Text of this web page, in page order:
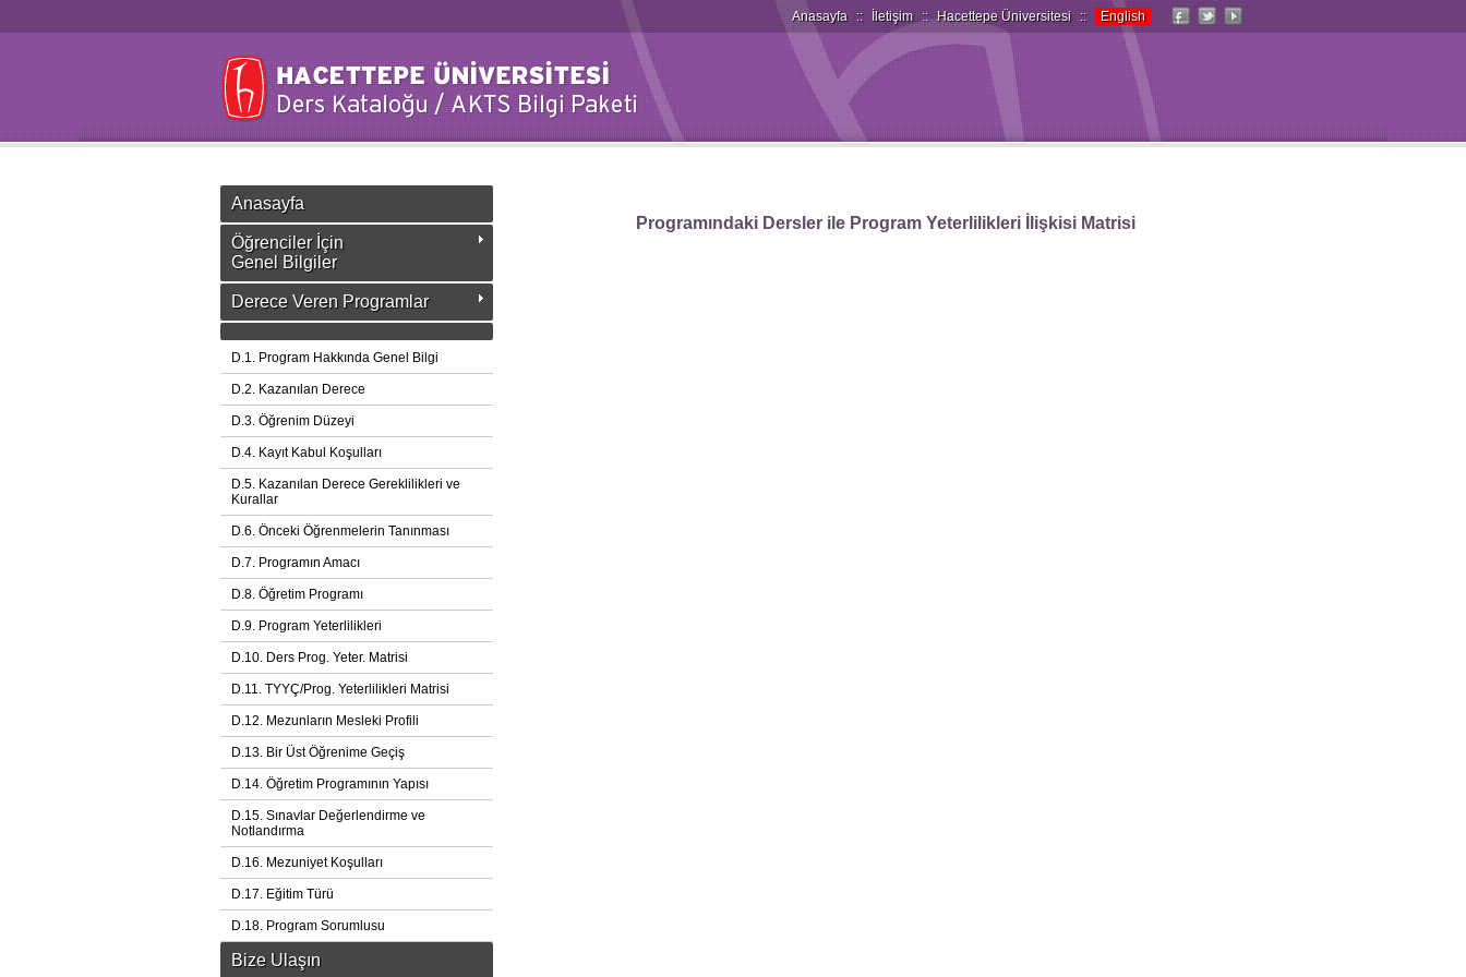
Anasayfa :: İletişim :: Hacettepe Üniversitesi :: English
Anasayfa
Öğrenciler İçin
Genel Bilgiler
Derece Veren Programlar
D.1. Program Hakkında Genel Bilgi
D.2. Kazanılan Derece
D.3. Öğrenim Düzeyi
D.4. Kayıt Kabul Koşulları
D.5. Kazanılan Derece Gereklilikleri ve
Kurallar
D.6. Önceki Öğrenmelerin Tanınması
D.7. Programın Amacı
D.8. Öğretim Programı
D.9. Program Yeterlilikleri
D.10. Ders Prog. Yeter. Matrisi
D.11. TYYÇ/Prog. Yeterlilikleri Matrisi
D.12. Mezunların Mesleki Profili
D.13. Bir Üst Öğrenime Geçiş
D.14. Öğretim Programının Yapısı
D.15. Sınavlar Değerlendirme ve
Notlandırma
D.16. Mezuniyet Koşulları
D.17. Eğitim Türü
D.18. Program Sorumlusu
Bize Ulaşın
Programındaki Dersler ile Program Yeterlilikleri İlişkisi Matrisi